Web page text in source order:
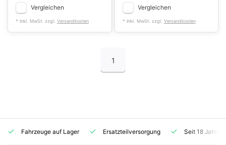
Vergleichen
* Inkl. MwSt. zzgl. Versandkosten
Vergleichen
* Inkl. MwSt. zzgl. Versandkosten
1
Fahrzeuge auf Lager Ersatzteilversorgung Seit 18